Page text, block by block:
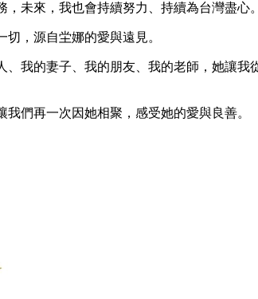
未來，我也會持續努⼒、持續為台灣盡⼼。
，源⾃坣娜的愛與遠⾒。
我的妻⼦、我的朋友、我的老師，她讓我
們再⼀次因她相聚，感受她的愛與良善。